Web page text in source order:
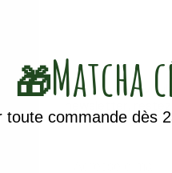
Vous ne
newsletter,
🎁Matcha
toute commande dès